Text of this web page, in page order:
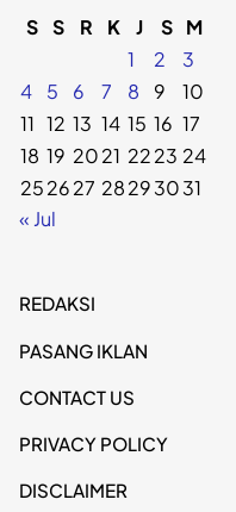
S S R K J S M
1
2
3
4
5 6 7 8 9
10
11 12 13 14 15 16 17
18 19 2021 2223 24
252627 28293031
« Jul
REDAKSI
PASANG IKLAN
CONTACT US
PRIVACY POLICY
DISCLAIMER